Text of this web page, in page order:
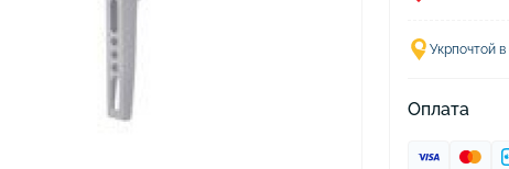
Укрпочтой
Оплата